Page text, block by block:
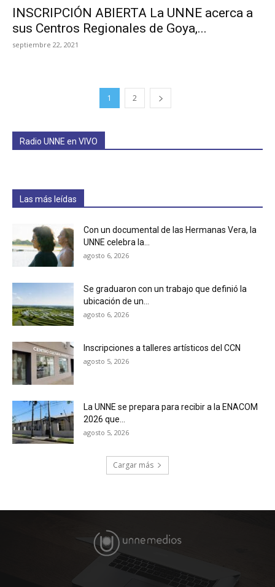
INSCRIPCIÓN ABIERTA La UNNE acerca a
sus Centros Regionales de Goya,...
septiembre 22, 2021
1 2
Radio UNNE en VIVO
Las más leídas
Con un documental de las Hermanas Vera, la
UNNE celebra la...
agosto 6, 2026
Se graduaron con un trabajo que definió la
ubicación de un...
agosto 6, 2026
Inscripciones a talleres artísticos del CCN
agosto 5, 2026
La UNNE se prepara para recibir a la ENACOM
2026 que...
agosto 5, 2026
Cargar más